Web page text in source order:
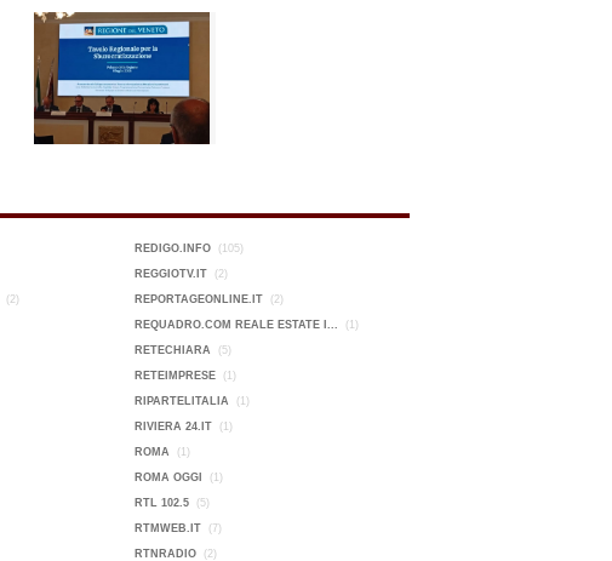
(2)
REDIGO.INFO (105)
REGGIOTV.IT (2)
REPORTAGEONLINE.IT (2)
REQUADRO.COM REALE ESTATE I... (1)
RETECHIARA (5)
RETEIMPRESE (1)
RIPARTELITALIA (1)
RIVIERA 24.IT (1)
ROMA (1)
ROMA OGGI (1)
RTL 102.5 (5)
RTMWEB.IT (7)
RTNRADIO (2)